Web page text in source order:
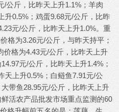
/公斤，比昨天上升1.1%；羊肉
升0.5%；鸡蛋9.68元/公斤，比昨
元/公斤，比昨天上升1.0%。重
格为3.26元/公斤，与昨天持平；
价格为4.43元/公斤，比昨天上升
元/公斤，比昨天上升1.4%；
天上升0.5%；白鲢鱼7.91元/公
带鱼28.95元/公斤，比昨天上升
农产品批发市场重点监测的60